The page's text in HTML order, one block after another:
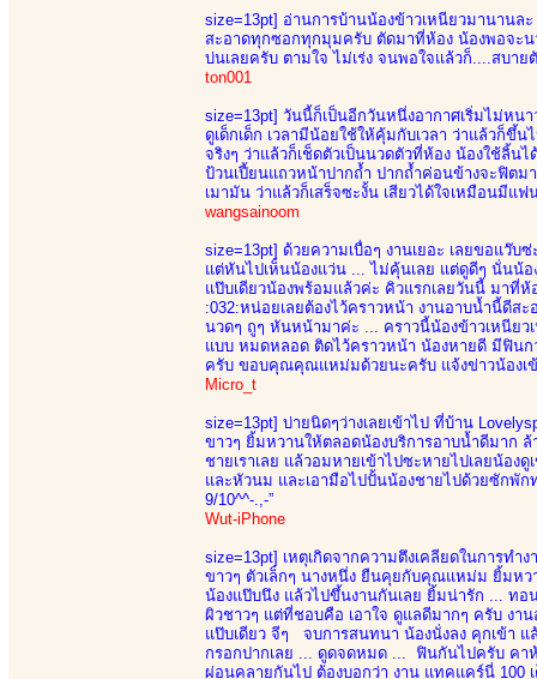
size=13pt] อ่านการบ้านน้องข้าวเหนียวมานานล
สะอาดทุกซอกทุกมุมครับ ตัดมาที่ห้อง น้องพอจะน
บ่นเลยครับ ตามใจ ไม่เร่ง จนพอใจแล้วก็....สบ
ton001
size=13pt] วันนี้ก็เป็นอีกวันหนึ่งอากาศเริ่มไม่หน
ดูเด็กเด็ก เวลามีน้อยใช้ให้คุ้มกับเวลา ว่าแล้วก็ขึ้
จริงๆ ว่าแล้วก็เช็ดตัวเป็นนวดตัวที่ห้อง น้องใช้ลิ้
ป้วนเปี้ยนแถวหน้าปากถ้ำ ปากถ้ำค่อนข้างจะฟิตม
เมามัน ว่าแล้วก็เสร็จซะงั้น เสียวได้ใจเหมือนมีแฟ
wangsainoom
size=13pt] ด้วยความเบื่อๆ งานเยอะ เลยขอแว๊
แต่หันไปเห็นน้องแว่น ... ไม่คุ้นเลย แต่ดูดีๆ นั่นน้
แป๊บเดียวน้องพร้อมแล้วค่ะ คิวแรกเลยวันนี้ มาที่
:032:หน่อยเลยต้องไว้คราวหน้า งานอาบน้ำนี้ดีส
นวดๆ ถูๆ หันหน้ามาค่ะ ... คราวนี้น้องข้าวเหนียว
แบบ หมดหลอด ติดไว้คราวหน้า น้องหายดี มีฟินก
ครับ ขอบคุณคุณแหม่มด้วยนะครับ แจ้งข่าวน้องเ
Micro_t
size=13pt] บ่ายนิดๆว่างเลยเข้าไป ที่บ้าน
ขาวๆ ยิ้มหวานให้ตลอดน้องบริการอาบน้ำดีมาก ล้
ชายเราเลย แล้วอมหายเข้าไปซะหายไปเลยน้อง
และหัวนม และเอามือไปปั้นน้องชายไปด้วยซักพัก
9/10^^-.,-”
Wut-iPhone
size=13pt] เหตุเกิดจากความตึงเคลียดในการท
ขาวๆ ตัวเล็กๆ นางหนึ่ง ยืนคุยกับคุณแหม่ม ยิ้มห
น้องแป๊บนึง แล้วไปขึ้นงานกันเลย ยิ้มน่ารัก ...
ผิวชาวๆ แต่ที่ชอบคือ เอาใจ ดูแลดีมากๆ ครับ งา
แป๊บเดียว จีๆ จบการสนทนา น้องนั่งลง คุกเข้า
กรอกปากเลย ... ดูดจดหมด ... ฟินกันไปครับ คา
ผ่อนคลายกันไป ต้องบอกว่า งาน แทคแคร์นี่ 100